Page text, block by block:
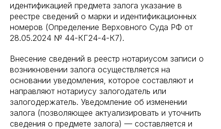
идентификацией предмета залога указание в
реестре сведений о марки и идентификационных
номеров (Определение Верховного Суда РФ от
28.05.2024 № 44-КГ24-4-К7).
Внесение сведений в реестр нотариусом записи о
возникновении залога осуществляется на
основании уведомления, которое составляют и
направляют нотариусу залогодатель или
залогодержатель. Уведомление об изменении
залога (позволяющее актуализировать и уточнить
сведения о предмете залога) — составляется и